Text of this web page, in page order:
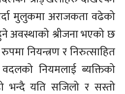
मुलुकमा अराजकता वढेको
श्रीजना भएको छ
नियन्त्रण र निरुत्साहित
नियमलाई ब्यक्तिको
भन्दै यति सजिलो र सस्तो